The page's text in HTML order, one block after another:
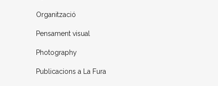
Organització
Pensament visual
Photography
Publicacions a La Fura